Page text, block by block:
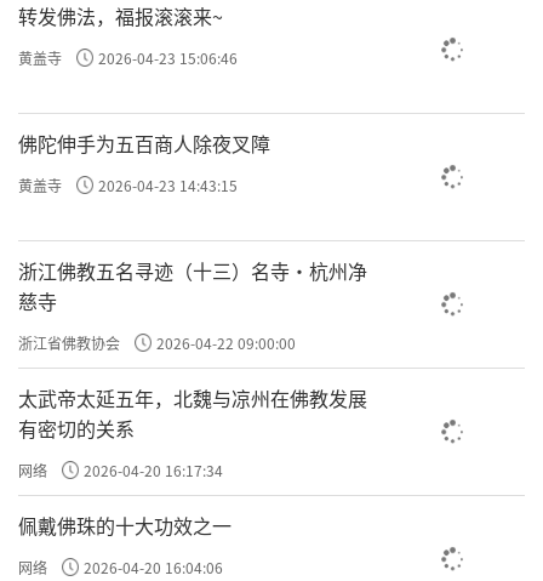
转发佛法，福报滚滚来~
黄盖寺 2026-04-23 15:06:46
佛陀伸手为五百商人除夜叉障
黄盖寺 2026-04-23 14:43:15
浙江佛教五名寻迹（十三）名寺·杭州净
慈寺
浙江省佛教协会 2026-04-22 09:00:00
太武帝太延五年，北魏与凉州在佛教发展
有密切的关系
网络 2026-04-20 16:17:34
佩戴佛珠的十大功效之一
网络 2026-04-20 16:04:06